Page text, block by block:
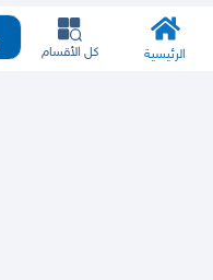
الرئيسية كل الأقسام